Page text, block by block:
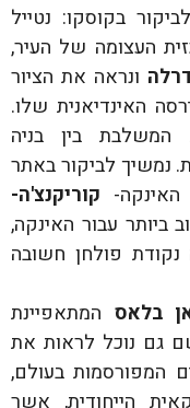
בקוסקו: נטייל
העצומה של העיר,
ונראה את הציור
האינדיאנית שלו.
המשלבת בין בניה
נמשיך לביקור באתר
קוריקנצ'ה-
ביותר עבור האינקה,
נקודת פולחן חשובה
בלאס המתאפיינת
גם נוכל לראות את
המפורסמות בעולם,